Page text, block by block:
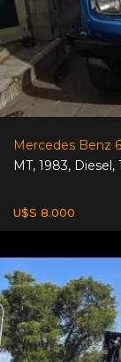
Mercedes Benz
MT, 1983, Diesel,
U$S 8.000